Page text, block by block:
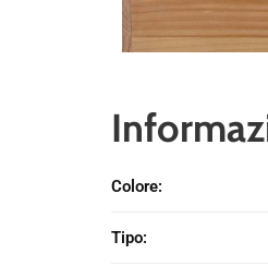
Colore:
Tipo: